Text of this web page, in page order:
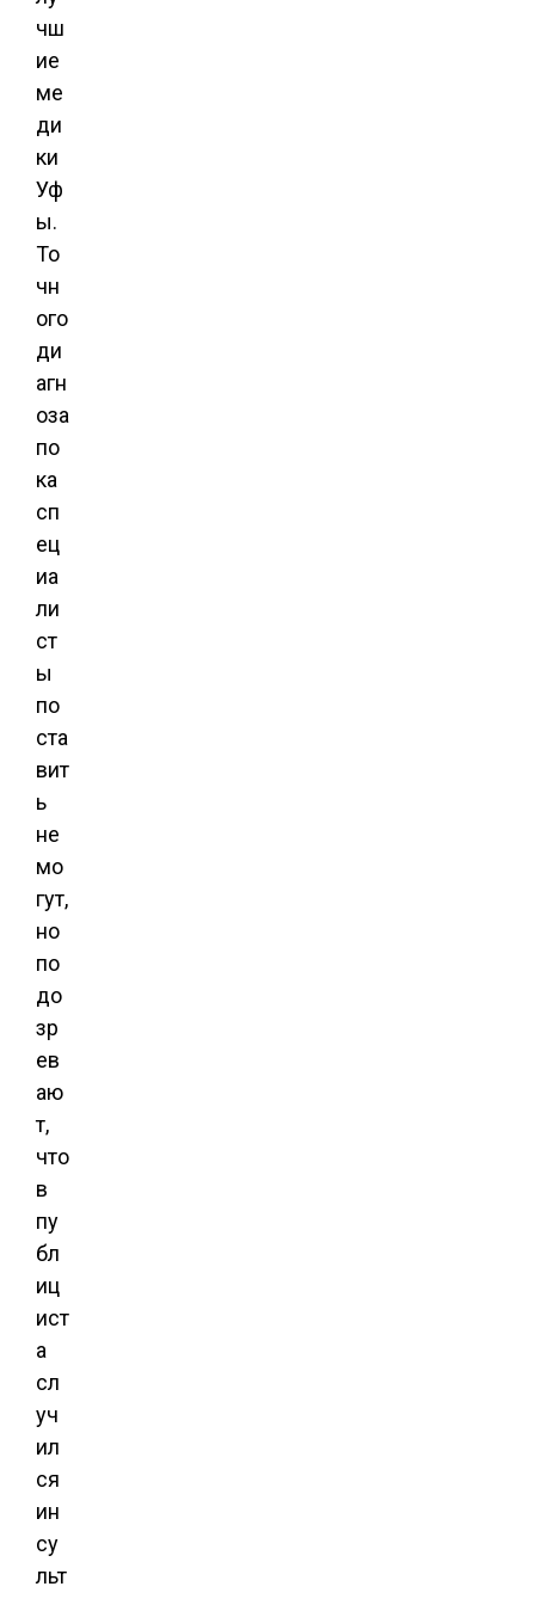
чш
ие
ме
ди
ки
Уф
ы.
То
чн
ого
ди
агн
оза
по
ка
сп
ец
иа
ли
ст
ы
по
ста
вит
ь
не
мо
гут,
но
по
до
зр
ев
аю
т,
что
в
пу
бл
иц
ист
а
сл
уч
ил
ся
ин
су
льт